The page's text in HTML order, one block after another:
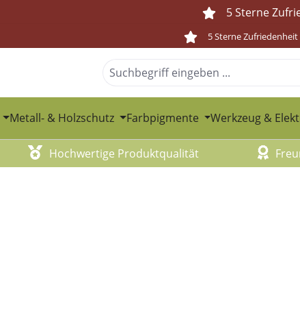
5 Sterne
5 Sterne Zufriedenheit
Metall- & Holzschutz Farbpigmente Werkzeug &
Hochwertige Produktqualität